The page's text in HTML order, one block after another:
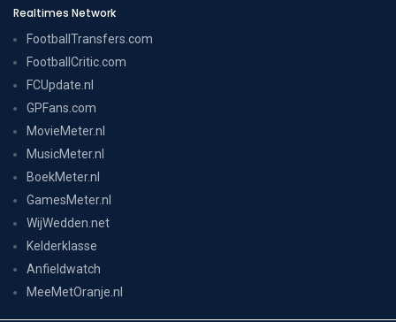
Realtimes Network
FootballTransfers.com
FootballCritic.com
FCUpdate.nl
GPFans.com
MovieMeter.nl
MusicMeter.nl
BoekMeter.nl
GamesMeter.nl
WijWedden.net
Kelderklasse
Anfieldwatch
MeeMetOranje.nl